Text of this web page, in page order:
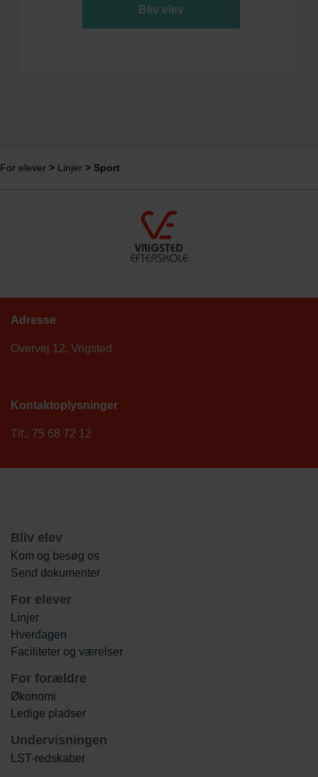
Bliv elev
For elever > Linjer > Sport
Adresse
Overvej 12, Vrigsted
Kontaktoplysninger
Tlf.: 75 68 72 12
Bliv elev
Kom og besøg os
Send dokumenter
For elever
Linjer
Hverdagen
Faciliteter og værelser
For forældre
Økonomi
Ledige pladser
Undervisningen
LST-redskaber